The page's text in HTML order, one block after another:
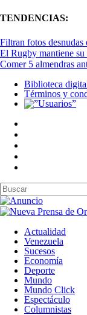
TENDENCIAS:
Filtran fotos
El Rugby mantiene su
Comer 5 almendras
Biblioteca
Términos y
Actualidad
Venezuela
Sucesos
Economía
Deporte
Mundo
Mundo Click
Espectáculo
Columnistas